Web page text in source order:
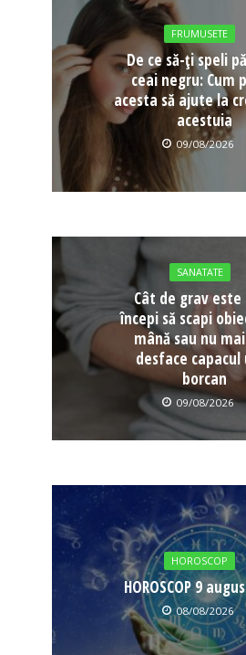
FRUMUSETE
De ce să-ți speli
ceai negru: Cum
acesta să ajute la
acestuia
09/08/2026
SANATATE
Cât de grav este
începi să scapi
mână sau nu
desface capacul
borcan
09/08/2026
HOROSCOP
HOROSCOP 9
08/08/2026